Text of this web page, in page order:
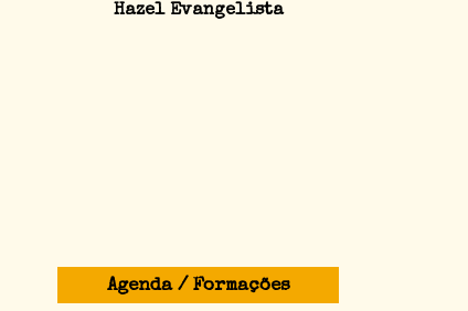
Hazel Evangelista
Agenda / Formações